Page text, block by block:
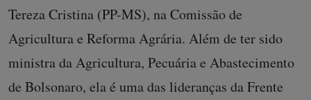
Tereza Cristina (PP-MS), na Comissão de
Agricultura e Reforma Agrária. Além de ter sido
ministra da Agricultura, Pecuária e Abastecimento
de Bolsonaro, ela é uma das lideranças da Frente